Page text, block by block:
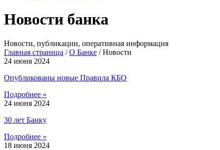
Новости банка
Новости, публикации, оперативная информация
Главная страница /О Банке /Новости
24 июня 2024
Опубликованы новые Правила КБО
Подробнее »
24 июня 2024
30 лет Банку
Подробнее »
18 июня 2024